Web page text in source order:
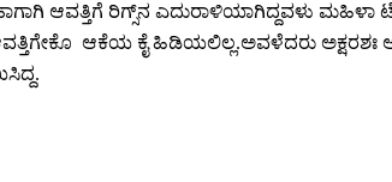
ಆವತ್ತಿಗೆ ರಿಗ್ಸ್‌ನ ಎದುರಾಳಿಯಾಗಿದ್ದವಳು
ಆಕೆಯ ಕೈ ಹಿಡಿಯಲಿಲ್ಲ.ಅವಳೆದರು ಅಕ್ಷರಶಃ